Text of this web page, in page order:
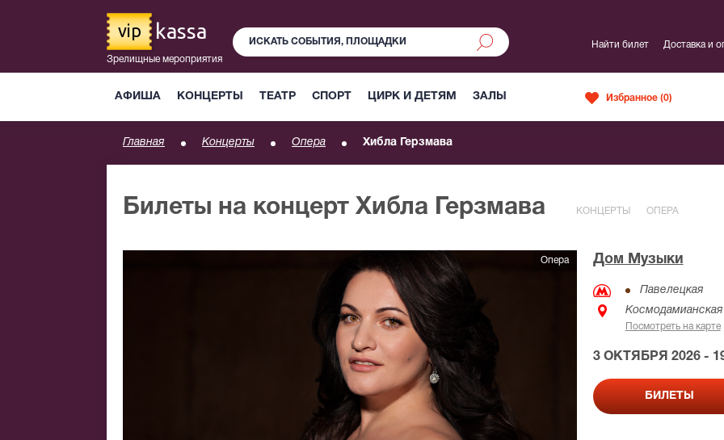
vip kassa
Зрелищные мероприятия
АФИША КОНЦЕРТЫ ТЕАТР СПОРТ ЦИРК И ДЕТЯМ ЗАЛЫ
Найти билет Доставка и
Избранное (0)
Главная Концерты Опера Хибла Герзмава
Билеты на концерт Хибла Герзмава КОНЦЕРТЫ ОПЕРА
Опера Дом Музыки
Павелецкая
Посмотреть на карте
3 ОКТЯБРЯ 2026 -
БИЛЕТЫ